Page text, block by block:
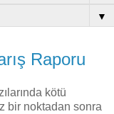
▼
Raporu
kötü
bir noktadan sonra